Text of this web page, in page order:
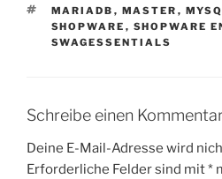
SCHLAGWÖRTER
MARIADB , MASTER ,
SHOPWARE , SHOPWARE
SWAGESSENTIALS
Schreibe einen
Deine E-Mail-Adresse wird
Erforderliche Felder sind mit*